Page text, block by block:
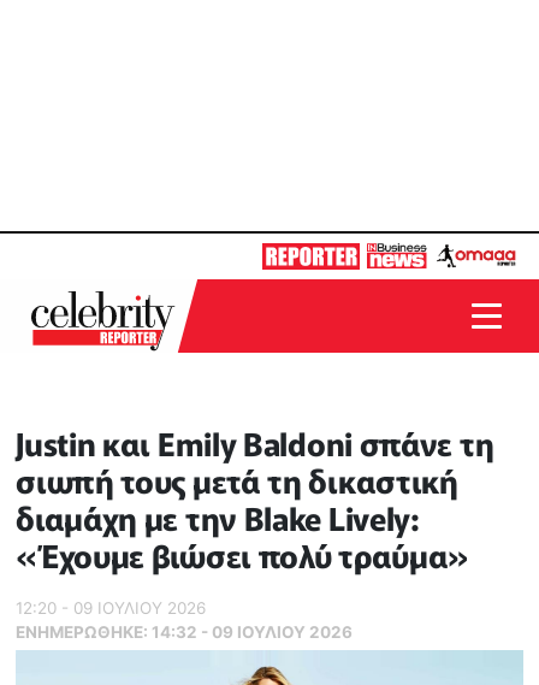
Justin και Εmily Baldoni σπάνε τη
σιωπή τους μετά τη δικαστική
διαμάχη με την Blake Lively:
«Έχουμε βιώσει πολύ τραύμα»
12:20 - 09 ΙΟΥΛΙΟΥ 2026
ΕΝΗΜΕΡΏΘΗΚΕ: 14:32 - 09 ΙΟΥΛΙΟΥ 2026